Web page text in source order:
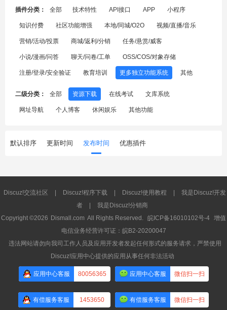
插件分类： 全部 技术特性 API接口 APP 小程序
知识付费 社区功能增强 本地/同城/O2O 视频/直播/音乐
营销/活动/投票 商城/返利/分销 任务/悬赏/威客
小说/漫画/问答 聊天/问卷/工单 OSS/COS/对象存储
注册/登录/安全验证 教育培训 更多独立功能系统 其他
二级分类： 全部 资源下载 在线考试 文库系统
网址导航 个人博客 休闲娱乐 其他功能
默认排序 更新时间 发布时间 优惠插件
Discuz!交流社区 Discuz!程序下载 Discuz!使用教程
我是Discuz!开发
者
我是Discuz!分销商
Copyright ©2026 Dismall.com All Rights Reserved. 皖ICP备16010102号-4 增值
电信业务经营许可证：皖B2-20200047
违法网站请勿向我司工作人员及应用开发者发起任何形式的服务请求，严禁使用
Discuz!应用中心提供的应用从事任何非法活动
应用中心客服 80056365 应用中心客服 微信扫一扫
有偿服务客服 1453650 有偿服务客服 微信扫一扫